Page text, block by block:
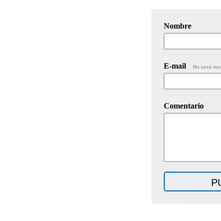
Nombre
E-mail No será
Comentario